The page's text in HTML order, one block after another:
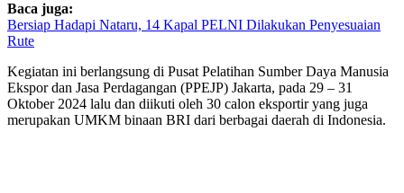
Baca juga:
Bersiap Hadapi Nataru, 14 Kapal PELNI Dilakukan Penyesuaian
Rute
Kegiatan ini berlangsung di Pusat Pelatihan Sumber Daya Manusia
Ekspor dan Jasa Perdagangan (PPEJP) Jakarta, pada 29 – 31
Oktober 2024 lalu dan diikuti oleh 30 calon eksportir yang juga
merupakan UMKM binaan BRI dari berbagai daerah di Indonesia.